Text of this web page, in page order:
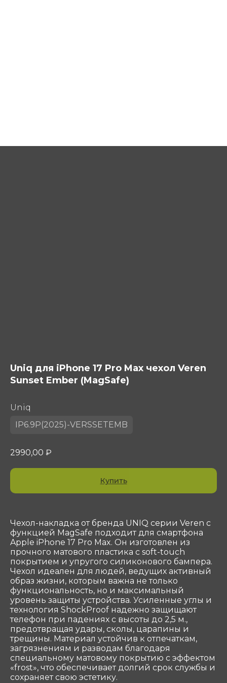
Uniq для iPhone 17 Pro Max чехол Veren
Sunset Ember (MagSafe)
Uniq
IP6.9P(2025)-VERSSETEMB
2990,00 ₽
Купить
Чехол-накладка от бренда UNIQ серии Veren с
функцией MagSafe подходит для смартфона
Apple iPhone 17 Pro Max. Он изготовлен из
прочного матового пластика с soft-touch
покрытием и упругого силиконового бампера.
Чехол идеален для людей, ведущих активный
образ жизни, которым важна не только
функциональность, но и максимальный
уровень защиты устройства. Усиленные углы и
технология ShockProof надежно защищают
телефон при падениях с высоты до 2,5 м.,
предотвращая удары, сколы, царапины и
трещины. Материал устойчив к отпечаткам,
загрязнениям и разводам благодаря
специальному матовому покрытию с эффектом
«frost», что обеспечивает долгий срок службы и
сохраняет свою эстетику.
Контакты
shop@sotekom.com
ООО «Сотеком»
Юр. адрес: 119415, Г.Москва, ПР-КТ
ВЕРНАДСКОГО, Д. 39, ЭТ 4 ПОМ I КОМ 37, 38
ОГРН 1047796297768
ИНН 7716506908
КПП 772901001
Служба поддержки
Связаться